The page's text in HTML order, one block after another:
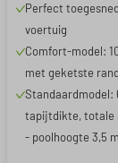
Perfect
voertuig
Comfort-model:
met geketste rand
Standaardmodel:
tapijtdikte, totale
- poolhoogte 3,5